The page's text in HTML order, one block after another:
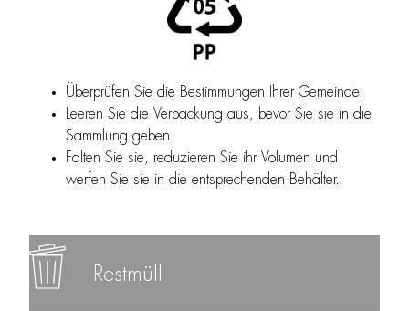
Überprüfen Sie die Bestimmungen Ihrer Gemeinde.
Leeren Sie die Verpackung aus, bevor Sie sie in die
Sammlung geben.
Falten Sie sie, reduzieren Sie ihr Volumen und
werfen Sie sie in die entsprechenden Behälter.
Restmüll